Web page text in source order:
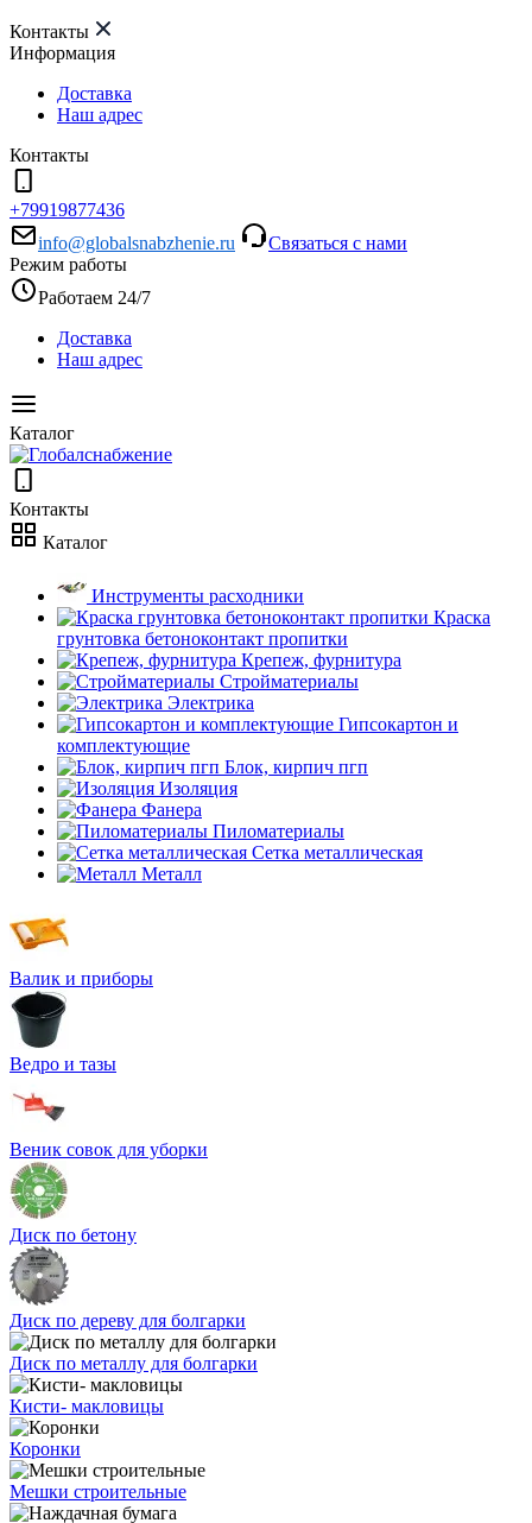
Контакты
Информация
Доставка
Наш адрес
Контакты
+79919877436
info@globalsnabzhenie.ru
Связаться с нами
Режим работы
Работаем 24/7
Доставка
Наш адрес
Каталог
Контакты
Каталог
Инструменты расходники
Краска
грунтовка бетоноконтакт пропитки
Крепеж, фурнитура
Стройматериалы
Электрика
Гипсокартон и
комплектующие
Блок, кирпич пгп
Изоляция
Фанера
Пиломатериалы
Сетка металлическая
Металл
Валик и приборы
Ведро и тазы
Веник совок для уборки
Диск по бетону
Диск по дереву для болгарки
Диск по металлу для болгарки
Кисти- макловицы
Коронки
Мешки строительные